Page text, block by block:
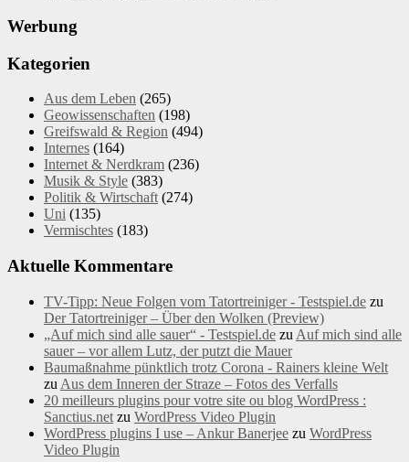
Werbung
Kategorien
Aus dem Leben (265)
Geowissenschaften (198)
Greifswald & Region (494)
Internes (164)
Internet & Nerdkram (236)
Musik & Style (383)
Politik & Wirtschaft (274)
Uni (135)
Vermischtes (183)
Aktuelle Kommentare
TV-Tipp: Neue Folgen vom Tatortreiniger - Testspiel.de zu
Der Tatortreiniger – Über den Wolken (Preview)
„Auf mich sind alle sauer“ - Testspiel.de zu Auf mich sind alle
sauer – vor allem Lutz, der putzt die Mauer
Baumaßnahme pünktlich trotz Corona - Rainers kleine Welt
zu Aus dem Inneren der Straze – Fotos des Verfalls
20 meilleurs plugins pour votre site ou blog WordPress :
Sanctius.net zu WordPress Video Plugin
WordPress plugins I use – Ankur Banerjee zu WordPress
Video Plugin